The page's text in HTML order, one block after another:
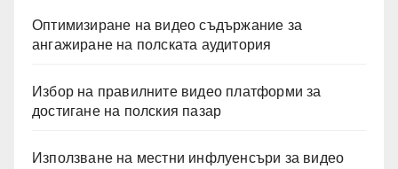
Оптимизиране на видео съдържание за
ангажиране на полската аудитория
Избор на правилните видео платформи за
достигане на полския пазар
Използване на местни инфлуенсъри за видео